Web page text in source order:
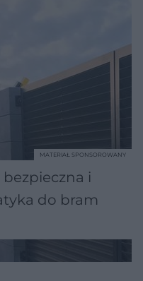
bezpieczna i
do bram
MATERIAŁ SPONSOROWANY